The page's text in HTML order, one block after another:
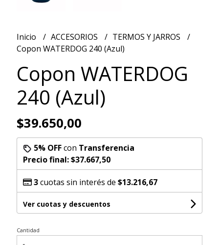
Inicio ACCESORIOS
TERMOS Y JARROS
Copon WATERDOG 240 (Azul)
Copon WATERDOG
240 (Azul)
$39.650,00
5% OFFcon Transferencia
Precio final:$37.667,50
3cuotas sin interés de $13.216,67
Ver cuotas y descuentos
Cantidad